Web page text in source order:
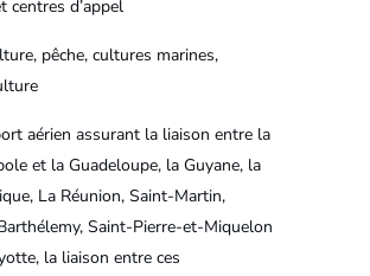
centres d’appel
pêche, cultures marines,
aérien assurant la liaison entre la
et la Guadeloupe, la Guyane, la
La Réunion, Saint-Martin,
Saint-Pierre-et-Miquelon
la liaison entre ces